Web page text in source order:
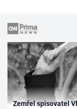
Zemřel spisovatel